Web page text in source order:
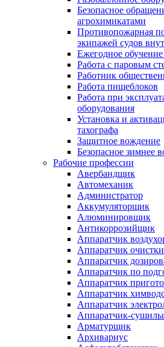
Безопасное
агрохимикатами
Противопожарная
экипажей судов
Ежегодное
Работа с паровым
Работник
Работа пищеблоков
Работа при
оборудования
Установка и
тахографа
Защитное вождение
Безопасное зимнее
Рабочие профессии
Авербандщик
Автомеханик
Администратор
Аккумуляторщик
Алюминировщик
Антикоррозийщик
Аппаратчик
Аппаратчик
Аппаратчик
Аппаратчик по
Аппаратчик
Аппаратчик
Аппаратчик
Аппаратчик-
Арматурщик
Архивариус